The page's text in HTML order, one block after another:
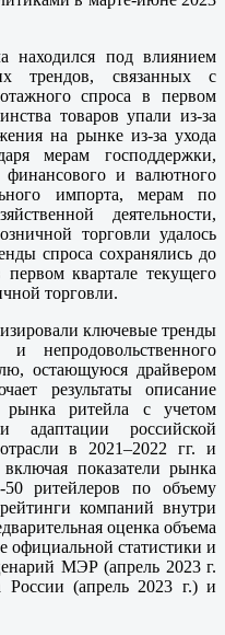
под влиянием
трендов, связанных с
спроса в первом
товаров упали из-за
на рынке из-за ухода
мерам господдержки,
и валютного
импорта, мерам по
деятельности,
торговли удалось
спроса сохранялись до
квартале текущего
торговли.
ключевые тренды
непродовольственного
остающуюся драйвером
результаты описание
рынка ритейла с учетом
адаптации российской
в 2021–2022 гг. и
показатели рынка
ритейлеров по объему
компаний внутри
оценка объема
официальной статистики и
МЭР (апрель 2023 г.
России (апрель 2023 г.) и